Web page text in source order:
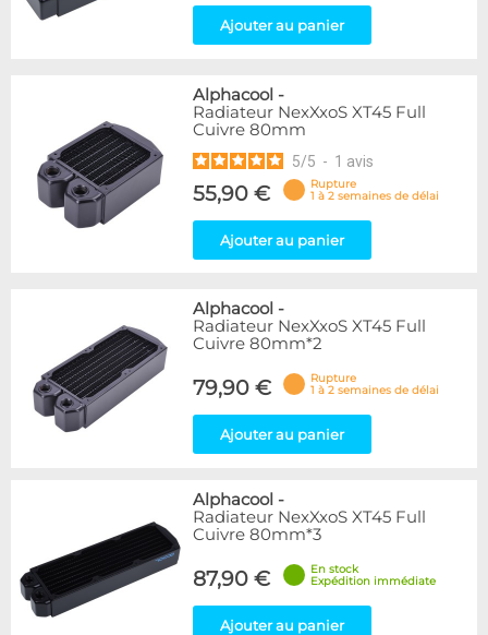
Ajouter au panier
Alphacool -
Radiateur NexXxoS XT45 Full
Cuivre 80mm
5/5 - 1 avis
55,90 €
Rupture
1 à 2 semaines de délai
Ajouter au panier
Alphacool -
Radiateur NexXxoS XT45 Full
Cuivre 80mm*2
79,90 €
Rupture
1 à 2 semaines de délai
Ajouter au panier
Alphacool -
Radiateur NexXxoS XT45 Full
Cuivre 80mm*3
87,90 €
En stock
Expédition immédiate
Ajouter au panier